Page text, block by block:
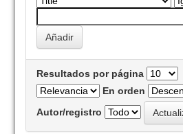
Resultados por página
En orden
Autor/registro